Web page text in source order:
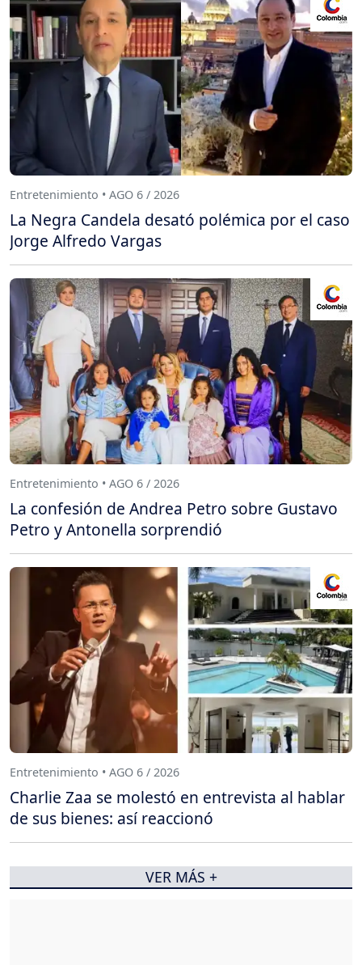
Entretenimiento • AGO 6 / 2026
La Negra Candela desató polémica por el caso
Jorge Alfredo Vargas
Entretenimiento • AGO 6 / 2026
La confesión de Andrea Petro sobre Gustavo
Petro y Antonella sorprendió
Entretenimiento • AGO 6 / 2026
Charlie Zaa se molestó en entrevista al hablar
de sus bienes: así reaccionó
VER MÁS +